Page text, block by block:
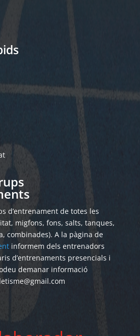
d’entrenament de totes les
migfons, fons, salts, tanques,
combinades). A la pàgina de
informem dels entrenadors
d’entrenaments presencials i
demanar informació